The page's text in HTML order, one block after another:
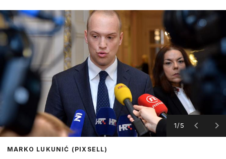
1/5
MARKO LUKUNIĆ (PIXSELL)